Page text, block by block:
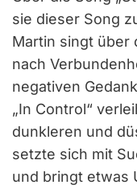
sie dieser Song
Martin singt über
nach
negativen
„In Control“
dunkleren und
setzte sich mit
und bringt etwas